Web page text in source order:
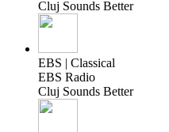
Cluj Sounds Better
EBS | Classical
EBS Radio
Cluj Sounds Better